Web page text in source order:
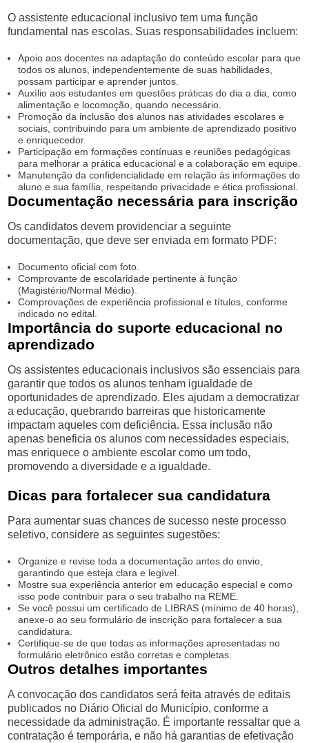
O assistente educacional inclusivo tem uma função
fundamental nas escolas. Suas responsabilidades incluem:
Apoio aos docentes na adaptação do conteúdo escolar para que
todos os alunos, independentemente de suas habilidades,
possam participar e aprender juntos.
Auxílio aos estudantes em questões práticas do dia a dia, como
alimentação e locomoção, quando necessário.
Promoção da inclusão dos alunos nas atividades escolares e
sociais, contribuindo para um ambiente de aprendizado positivo
e enriquecedor.
Participação em formações contínuas e reuniões pedagógicas
para melhorar a prática educacional e a colaboração em equipe.
Manutenção da confidencialidade em relação às informações do
aluno e sua família, respeitando privacidade e ética profissional.
Documentação necessária para inscrição
Os candidatos devem providenciar a seguinte
documentação, que deve ser enviada em formato PDF:
Documento oficial com foto.
Comprovante de escolaridade pertinente à função
(Magistério/Normal Médio).
Comprovações de experiência profissional e títulos, conforme
indicado no edital.
Importância do suporte educacional no
aprendizado
Os assistentes educacionais inclusivos são essenciais para
garantir que todos os alunos tenham igualdade de
oportunidades de aprendizado. Eles ajudam a democratizar
a educação, quebrando barreiras que historicamente
impactam aqueles com deficiência. Essa inclusão não
apenas beneficia os alunos com necessidades especiais,
mas enriquece o ambiente escolar como um todo,
promovendo a diversidade e a igualdade.
Dicas para fortalecer sua candidatura
Para aumentar suas chances de sucesso neste processo
seletivo, considere as seguintes sugestões:
Organize e revise toda a documentação antes do envio,
garantindo que esteja clara e legível.
Mostre sua experiência anterior em educação especial e como
isso pode contribuir para o seu trabalho na REME.
Se você possui um certificado de LIBRAS (mínimo de 40 horas),
anexe-o ao seu formulário de inscrição para fortalecer a sua
candidatura.
Certifique-se de que todas as informações apresentadas no
formulário eletrônico estão corretas e completas.
Outros detalhes importantes
A convocação dos candidatos será feita através de editais
publicados no Diário Oficial do Município, conforme a
necessidade da administração. É importante ressaltar que a
contratação é temporária, e não há garantias de efetivação